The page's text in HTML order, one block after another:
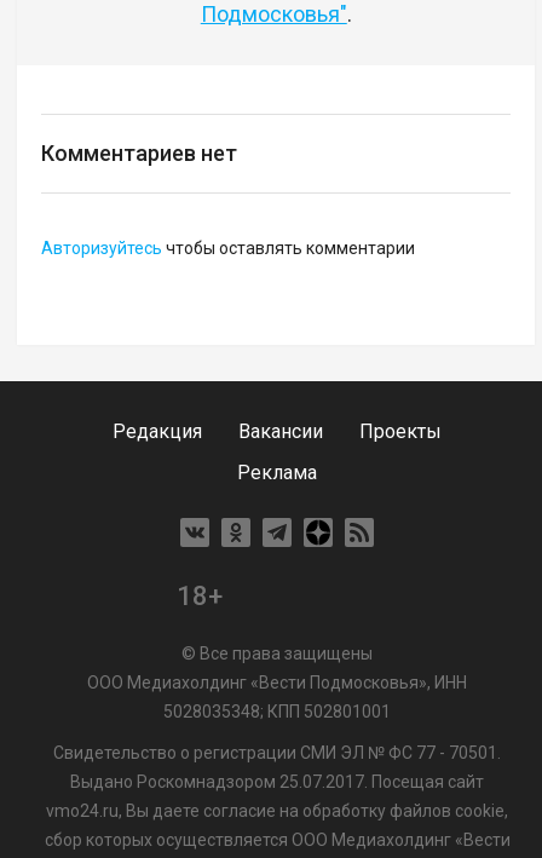
Подмосковья".
Комментариев нет
Авторизуйтесь чтобы оставлять комментарии
Редакция Вакансии
Проекты
Реклама
18+
© Все права защищены
ООО Медиахолдинг «Вести Подмосковья», ИНН
5028035348; КПП 502801001
Свидетельство о регистрации СМИ ЭЛ № ФС 77 - 70501.
Выдано Роскомнадзором 25.07.2017. Посещая сайт
vmo24.ru, Вы даете согласие на обработку файлов cookie,
сбор которых осуществляется ООО Медиахолдинг «Вести